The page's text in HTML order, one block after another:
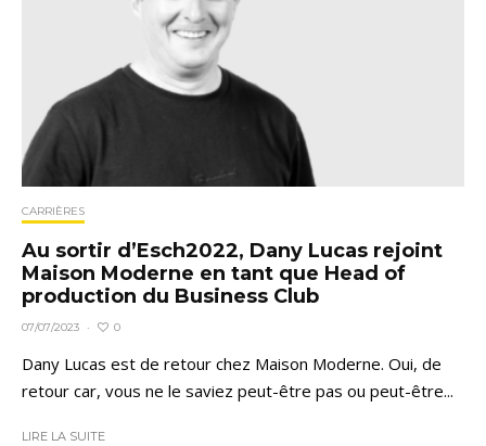
CARRIÈRES
Au sortir d’Esch2022, Dany Lucas rejoint
Maison Moderne en tant que Head of
production du Business Club
07/07/2023 · 0
Dany Lucas est de retour chez Maison Moderne. Oui, de
retour car, vous ne le saviez peut-être pas ou peut-être...
LIRE LA SUITE